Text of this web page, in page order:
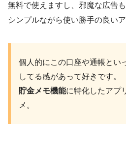
無料で使えますし、邪魔な広告も
シンプルながら使い勝手の良いア
個人的にこの口座や通帳とい
してる感があって好きです。
貯金メモ機能に特化したアプ
メ。